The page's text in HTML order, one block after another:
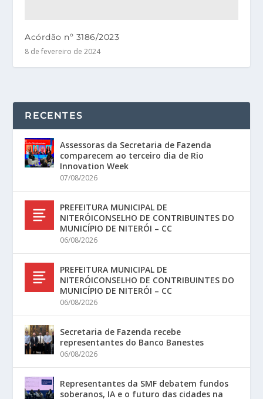
Acórdão nº 3186/2023
8 de fevereiro de 2024
RECENTES
Assessoras da Secretaria de Fazenda
comparecem ao terceiro dia de Rio
Innovation Week
07/08/2026
PREFEITURA MUNICIPAL DE
NITERÓICONSELHO DE CONTRIBUINTES DO
MUNICÍPIO DE NITERÓI – CC
06/08/2026
PREFEITURA MUNICIPAL DE
NITERÓICONSELHO DE CONTRIBUINTES DO
MUNICÍPIO DE NITERÓI – CC
06/08/2026
Secretaria de Fazenda recebe
representantes do Banco Banestes
06/08/2026
Representantes da SMF debatem fundos
soberanos, IA e o futuro das cidades na